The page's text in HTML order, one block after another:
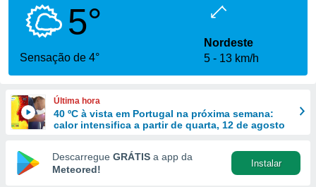
fornecidas
a este
das
e
forma
digital
5°
Sensação de 4°
Nordeste
5
13 km/h
Última hora
40 ºC à vista em Portugal na próxima semana:
calor intensifica a partir de quarta, 12 de agosto
Descarregue GRÁTIS a app da
Meteored!
Instalar